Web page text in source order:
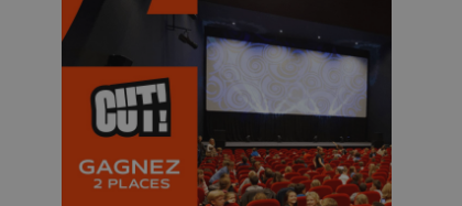
🎬 Concours CUT x
Les Grignoux ✨
Concours permanent - 2 places à
gagner chaque semaine !